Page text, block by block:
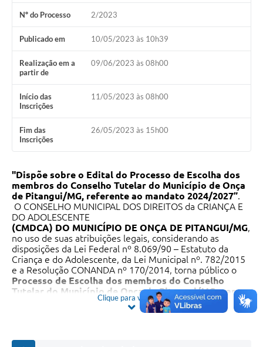
Nº do Processo 2/2023
Publicado em 10/05/2023 às 10h39
Realização em a
partir de
09/06/2023 às 08h00
Início das
Inscrições
11/05/2023 às 08h00
Fim das
Inscrições
26/05/2023 às 15h00
"Dispõe sobre o Edital do Processo de Escolha dos
membros do Conselho Tutelar do Município de Onça
de Pitangui/MG, referente ao mandato 2024/2027”.
O CONSELHO MUNICIPAL DOS DIREITOS da CRIANÇA E
DO ADOLESCENTE
(CMDCA) DO MUNICÍPIO DE ONÇA DE PITANGUI/MG,
no uso de suas atribuições legais, considerando as
disposições da Lei Federal nº 8.069/90 – Estatuto da
Criança e do Adolescente, da Lei Municipal nº. 782/2015
e a Resolução CONANDA nº 170/2014, torna público o
Processo de Escolha dos membros do Conselho
Tutelar do Município de Onça de Pitangui/MG, para o
exercício do mandato 2024/2027, mediante as
condições estabelecidas neste Edital.
Clique para ver mais